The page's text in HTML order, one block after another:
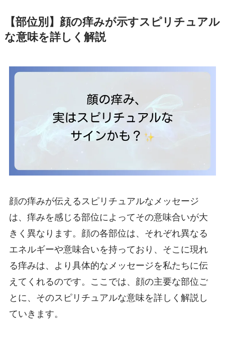
【部位別】顔の痒みが示すスピリチュアル
な意味を詳しく解説
顔の痒みが伝えるスピリチュアルなメッセージ
は、痒みを感じる部位によってその意味合いが大
きく異なります。顔の各部位は、それぞれ異なる
エネルギーや意味合いを持っており、そこに現れ
る痒みは、より具体的なメッセージを私たちに伝
えてくれるのです。ここでは、顔の主要な部位ご
とに、そのスピリチュアルな意味を詳しく解説し
ていきます。